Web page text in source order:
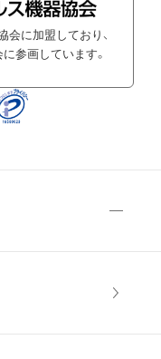
に加盟しており、
参画しています。